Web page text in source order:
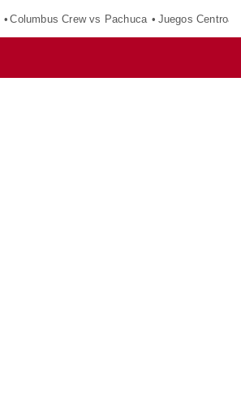
Columbus Crew vs Pachuca Juegos